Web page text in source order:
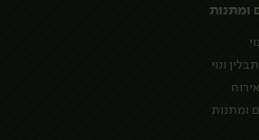
ומתנות
ונוי
ומתנות